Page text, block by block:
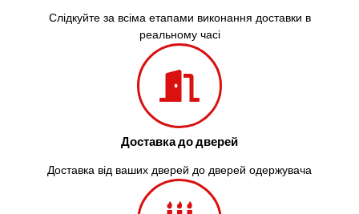
Слідкуйте за всіма етапами виконання доставки в
реальному часі
Доставка до дверей
Доставка від ваших дверей до дверей одержувача